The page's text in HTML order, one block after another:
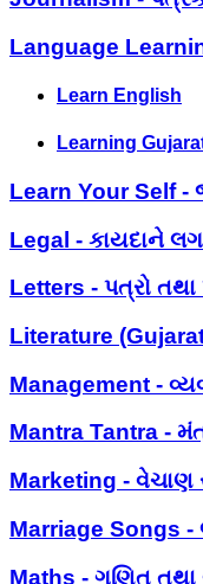
Language
Learn English
Learning
Learn Your Self -
Legal - કાયદાને
Letters - પત્રો
Literature
Management -
Mantra Tantra -
Marketing - વેચાણ
Marriage Songs -
Maths - ગણિત